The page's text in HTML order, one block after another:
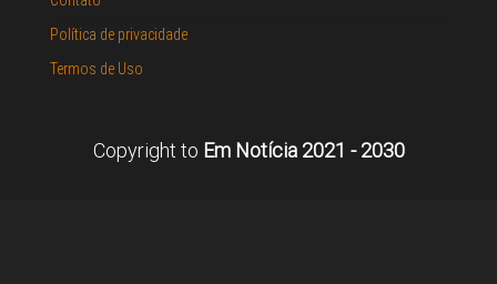
Política de privacidade
Termos de Uso
Copyright to Em Notícia 2021 - 2030